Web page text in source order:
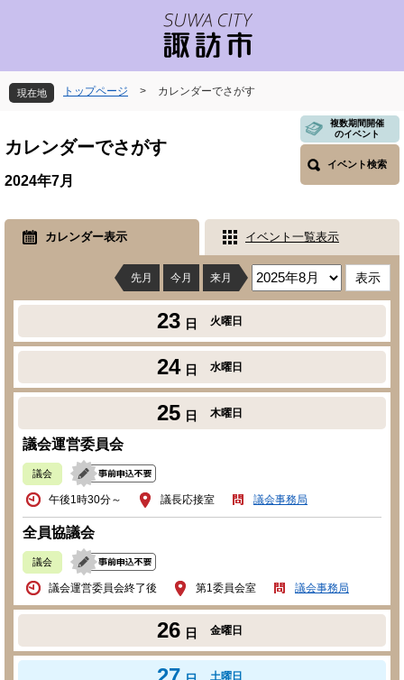
先
頭
す
を
飛
し
本
へ
現在地 トップページ > カレンダーでさがす
文
カレンダーでさがす
複数期間開催
のイベント
イベント検索
2024年7月
カレンダー表示 イベント一覧表示
先月 今月 来月
23 日 火曜日
24 日 水曜日
25 日 木曜日
議会運営委員会
議会
午後1時30分～ 議長応接室 議会事務局
全員協議会
議会
議会運営委員会終了後 第1委員会室 議会事務局
26 日 金曜日
土曜日